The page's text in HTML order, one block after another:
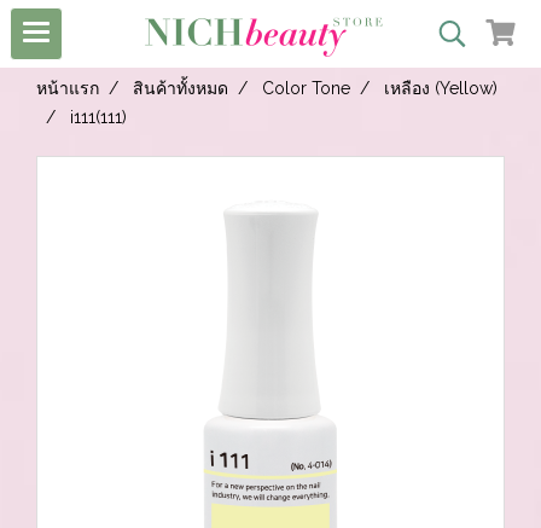
หน้าแรก สินค้าทั้งหมด Color Tone
เหลือง (Yellow)
i111(111)